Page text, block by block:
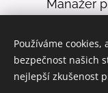
Manažer
Používáme
bezpečnost našich
nejlepší zkušenost